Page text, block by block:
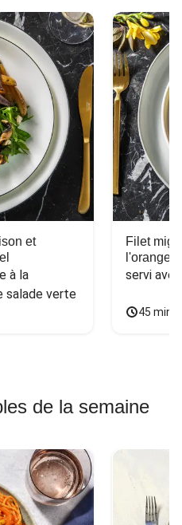
et
à la
salade verte
Filet
l'orange
servi
45
de la semaine